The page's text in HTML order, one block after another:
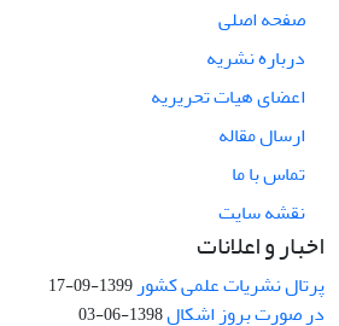
صفحه اصلی
درباره نشریه
اعضای هیات تحریریه
ارسال مقاله
تماس با ما
نقشه سایت
اخبار و اعلانات
پرتال نشریات علمی کشور1399-09-17
در صورت بروز اشکال1398-06-03